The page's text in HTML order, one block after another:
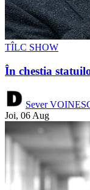
TÎLC SHOW
În chestia
Sever
Joi, 06 Aug